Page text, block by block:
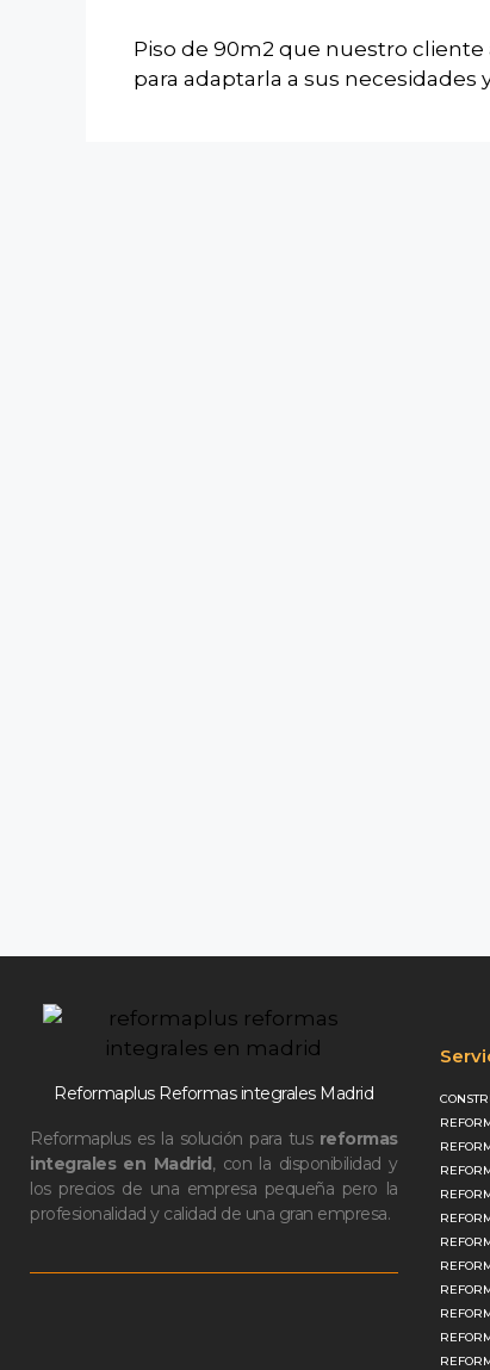
Piso de 90m2 que nuestro
para adaptarla a sus necesidades
Reformaplus Reformas integrales Madrid
Reformaplus es la solución para tus reformas
integrales en Madrid, con la disponibilidad y
los precios de una empresa pequeña pero la
profesionalidad y calidad de una gran empresa.